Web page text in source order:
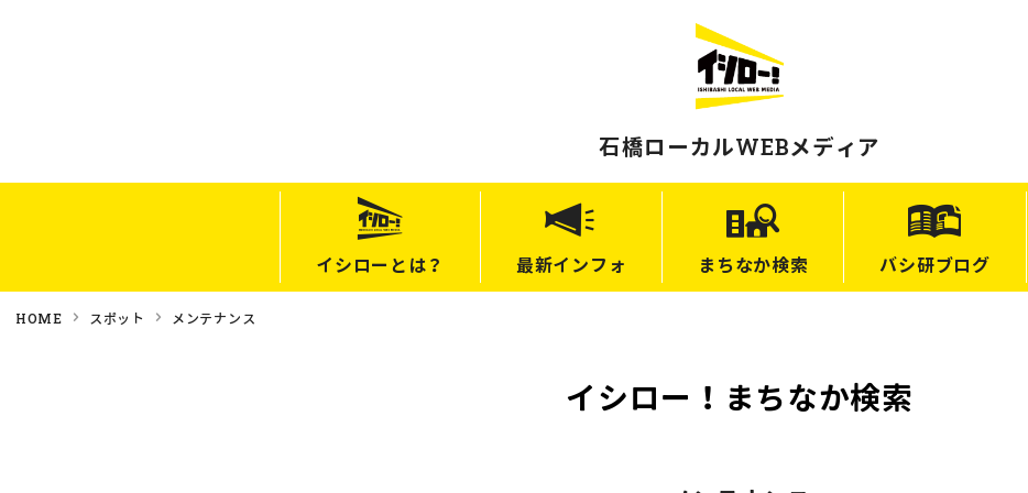
石橋ローカルWEBメディア
イシローとは？ 最新インフォ まちなか検索 バシ研ブログ
HOME スポット メンテナンス
イシロー！まちなか検索